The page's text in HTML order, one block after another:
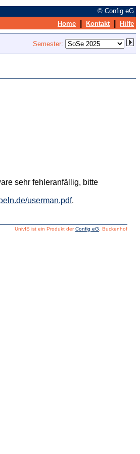
© Config eG
Home Kontakt Hilfe
Semester:
sehr fehleranfällig, bitte
userman.pdf.
UnivIS ist ein Produkt derConfig eG , Buckenhof